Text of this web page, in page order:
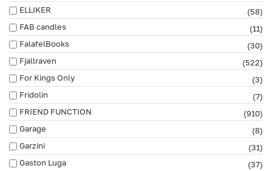
ELLIKER
(58)
FAB сandles
(11)
FalafelBooks
(30)
Fjallraven
(522)
For Kings Only
(3)
Fridolin
(7)
FRIEND FUNCTION
(910)
Garage
(8)
Garzini
(31)
Gaston Luga
(37)